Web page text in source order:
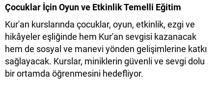
Çocuklar İçin Oyun ve Etkinlik Temelli Eğitim
Kur'an kurslarında çocuklar, oyun, etkinlik, ezgi ve
hikâyeler eşliğinde hem Kur'an sevgisi kazanacak
hem de sosyal ve manevi yönden gelişimlerine katkı
sağlayacak. Kurslar, miniklerin güvenli ve sevgi dolu
bir ortamda öğrenmesini hedefliyor.